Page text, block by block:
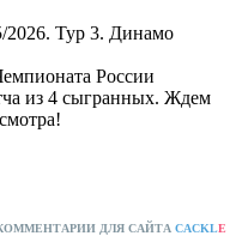
2026. Тур 3. Динамо
России
из 4 сыгранных. Ждем
ДЛЯ САЙТА CACKLE